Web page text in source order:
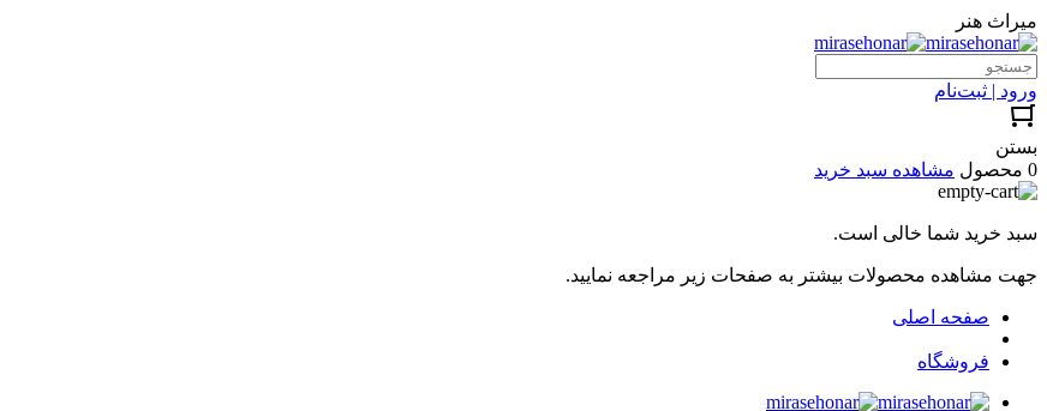
میراث هنر
ورود | ثبت‌نام
بستن
0 محصول
مشاهده سبد خرید
سبد خرید شما خالی است.
جهت مشاهده محصولات بیشتر به صفحات زیر مراجعه نمایید.
صفحه اصلی
فروشگاه